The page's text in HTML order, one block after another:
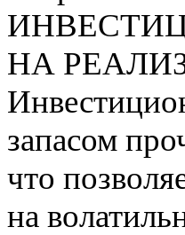
НА
запасом
что
на